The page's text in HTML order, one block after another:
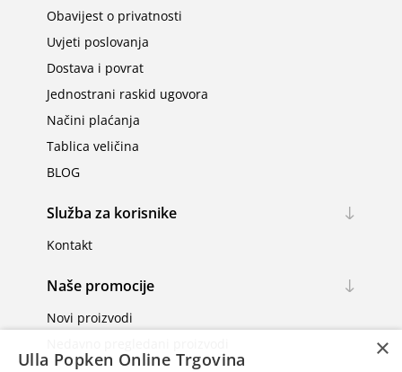
Obavijest o privatnosti
Uvjeti poslovanja
Dostava i povrat
Jednostrani raskid ugovora
Načini plaćanja
Tablica veličina
BLOG
Služba za korisnike
Kontakt
Naše promocije
Novi proizvodi
×
Ulla Popken Online Trgovina